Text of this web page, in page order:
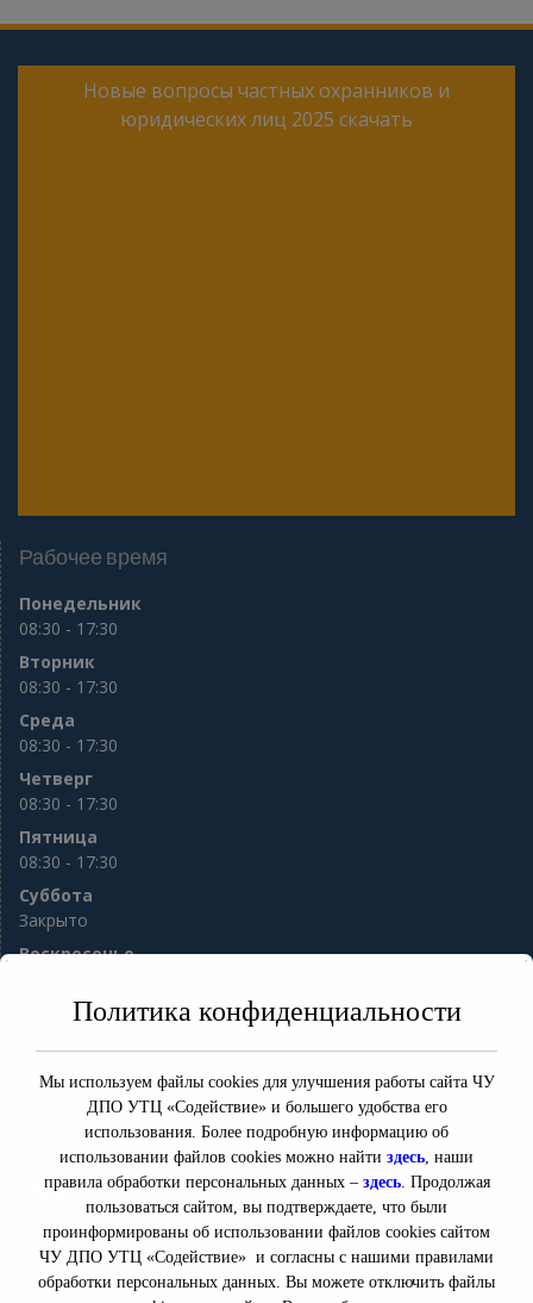
Новые вопросы частных охранников и
юридических лиц 2025 скачать
Рабочее время
Понедельник
08:30 - 17:30
Вторник
08:30 - 17:30
Среда
08:30 - 17:30
Четверг
08:30 - 17:30
Пятница
08:30 - 17:30
Суббота
Закрыто
Воскресенье
8(3532) 77-98-76 8(3532) 77-13-94
ул. Гая 10
Оренбург,Оренбургская область 460000
Версия для слабовидящих
Политика конфиденциальности
Мы используем файлы cookies для улучшения работы сайта ЧУ
ДПО УТЦ «Содействие» и большего удобства его
использования. Более подробную информацию об
использовании файлов cookies можно найти здесь, наши
правила обработки персональных данных – здесь. Продолжая
пользоваться сайтом, вы подтверждаете, что были
проинформированы об использовании файлов cookies сайтом
ЧУ ДПО УТЦ «Содействие» и согласны с нашими правилами
обработки персональных данных. Вы можете отключить файлы